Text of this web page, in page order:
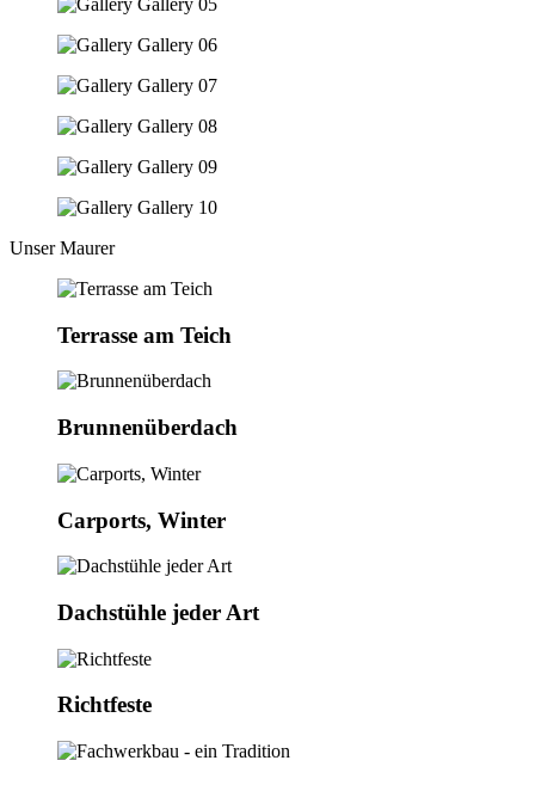
Unser Maurer
Terrasse am Teich
Brunnenüberdach
Carports, Winter
Dachstühle jeder Art
Richtfeste